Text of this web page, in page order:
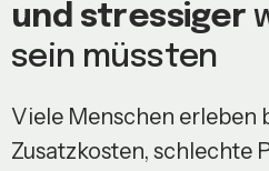
und stressiger
sein müssten
Viele Menschen erleben
Zusatzkosten, schlechte